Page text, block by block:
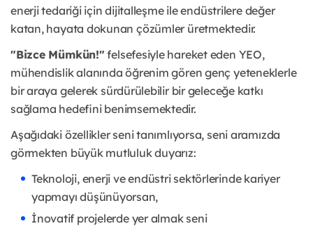
enerji tedariği için dijitalleşme ile endüstrilere değer
katan, hayata dokunan çözümler üretmektedir.
"Bizce Mümkün!" felsefesiyle hareket eden YEO,
mühendislik alanında öğrenim gören genç yeteneklerle
bir araya gelerek sürdürülebilir bir geleceğe katkı
sağlama hedefini benimsemektedir.
Aşağıdaki özellikler seni tanımlıyorsa, seni aramızda
görmekten büyük mutluluk duyarız:
Teknoloji, enerji ve endüstri sektörlerinde kariyer
yapmayı düşünüyorsan,
İnovatif projelerde yer almak seni